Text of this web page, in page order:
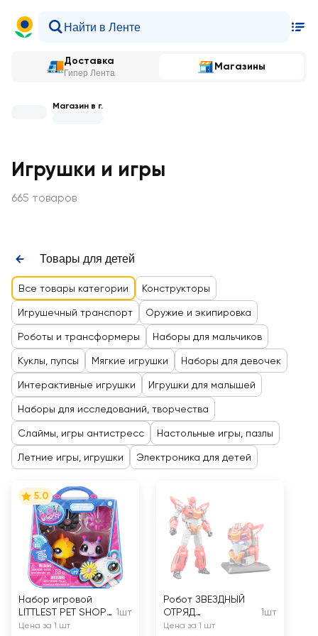
Доставка
Гипер Лента
Магазины
Магазин в г.
Игрушки и игры
665 товаров
Товары для детей
Все товары категории Конструкторы
Игрушечный транспорт Оружие и экипировка
Роботы и трансформеры Наборы для мальчиков
Куклы, пупсы Мягкие игрушки Наборы для девочек
Интерактивные игрушки Игрушки для малышей
Наборы для исследований, творчества
Слаймы, игры антистресс Настольные игры, пазлы
Летние игры, игрушки Электроника для детей
5.0
Набор игровой
LITTLEST PET SHOP
Пара друзей,
1шт
Цена за 1 шт
Робот ЗВЕЗДНЫЙ
ОТРЯД
трансформация из
1шт
Цена за 1 шт